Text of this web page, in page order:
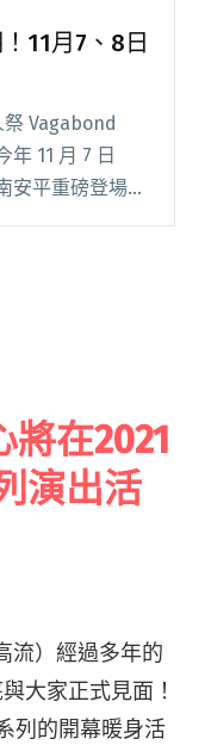
11月7、8日
Vagabond
11 月 7 日
安平重磅登場！
屆浪人祭特別以
在2021
演出活
流）經過多年的
大家正式見面！
列的開幕暖身活